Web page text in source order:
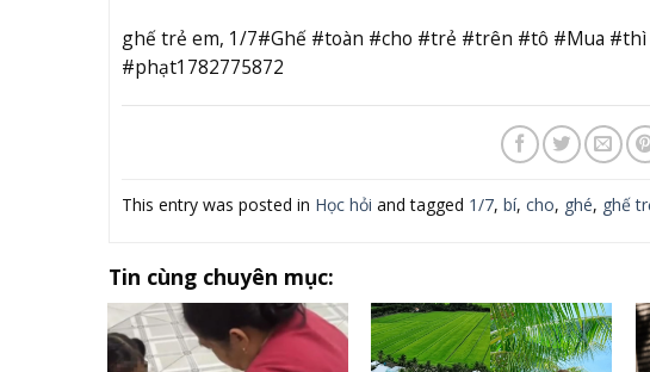
ghế trẻ em, 1/7#Ghế #toàn #cho #trẻ #trên #tô #Mua
#phạt1782775872
This entry was posted in Học hỏi and tagged 1/7, bí, cho, ghé, ghế
Tin cùng chuyên mục: